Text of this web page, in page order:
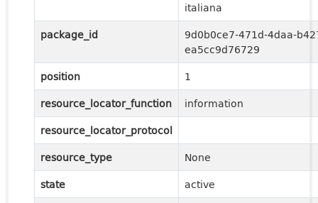
italiana
package_id
9d0b0ce7-471d-4daa-
ea5cc9d76729
position
1
resource_locator_function
information
resource_locator_protocol
resource_type
None
state
active